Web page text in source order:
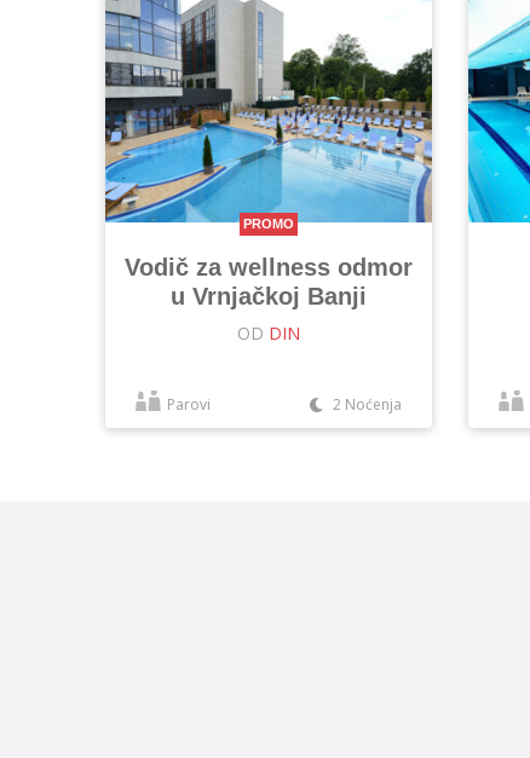
PROMO
Vodič za wellness odmor
u Vrnjačkoj Banji
OD DIN
Parovi 2 Noćenja